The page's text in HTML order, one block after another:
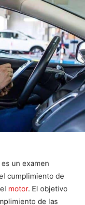
un examen
cumplimiento de
motor. El objetivo
de las